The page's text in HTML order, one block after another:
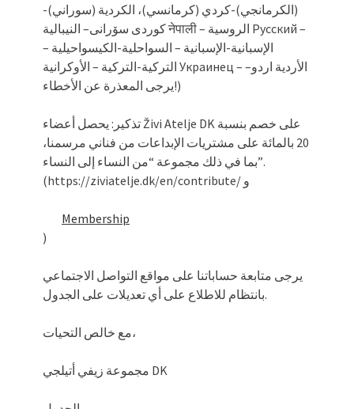
(الكرمانجي)-كردي (كرمانسي)، الكردية (سوراني)-
کوردی سۆرانی– النيبالية नेपाली – الروسية Русский –
الإسبانية-الإسبانية – السواحلية-الكيسواحيلية –
التركية-التركية – الأوكرانية Украинец – الأردية اردو–
يرجى المعذرة عن الأخطاء!)
تذكير: يحصل أعضاء Živi Atelje DK على خصم بنسبة
20 بالمائة على مشتريات الإبداعات من فناني مرسمنا،
بما في ذلك مجموعة “من النساء إلى النساء”.
(https://ziviatelje.dk/en/contribute/ و
Membership
)
يرجى متابعة حساباتنا على مواقع التواصل الاجتماعي
بانتظام للاطلاع على أي تعديلات على الجدول.
مع خالص التحيات،
مجموعة زيفي أتيلجي DK